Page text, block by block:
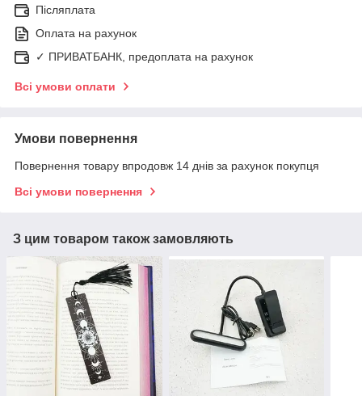
Післяплата
Оплата на рахунок
✓ ПРИВАТБАНК, предоплата на рахунок
Всі умови оплати
Умови повернення
Повернення товару впродовж 14 днів за рахунок покупця
Всі умови повернення
З цим товаром також замовляють